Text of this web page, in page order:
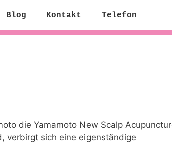
Blog Kontakt Telefon
die Yamamoto New Scalp
verbirgt sich eine eigenständige